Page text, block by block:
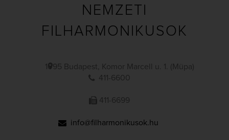
NEMZETI
FILHARMONIKUSOK
1095 Budapest, Komor Marcell u. 1. (Müpa)
411-6600
411-6699
info@filharmonikusok.hu